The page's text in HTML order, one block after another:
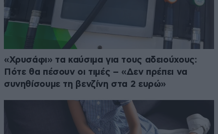
«Χρυσάφι» τα καύσιμα για τους αδειούχους:
Πότε θα πέσουν οι τιμές – «Δεν πρέπει να
συνηθίσουμε τη βενζίνη στα 2 ευρώ»